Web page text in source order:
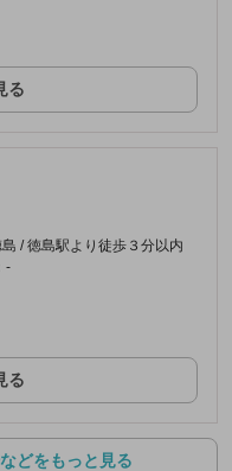
る
/ 徳島駅より徒歩３分以内
-
る
どをもっと見る